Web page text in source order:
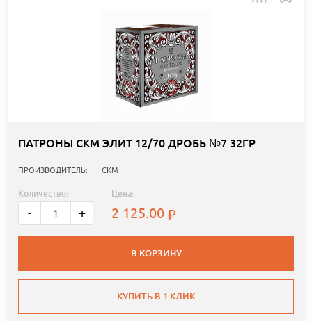
ПАТРОНЫ СКМ ЭЛИТ 12/70 ДРОБЬ №7 32ГР
ПРОИЗВОДИТЕЛЬ: СКМ
Количество:
- +
Цена:
2 125.00
В КОРЗИНУ
КУПИТЬ В 1 КЛИК